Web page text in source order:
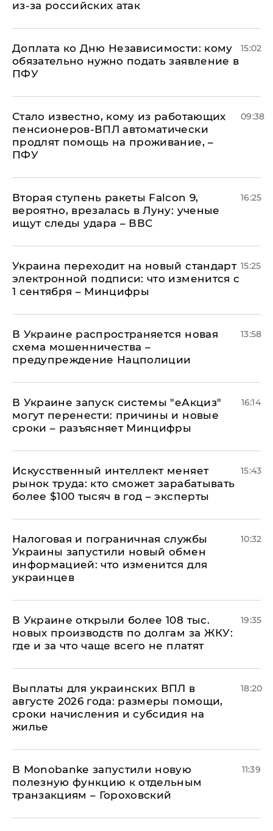
из-за российских атак
Доплата ко Дню Независимости: кому
обязательно нужно подать заявление в
ПФУ
15:02
Стало известно, кому из работающих
пенсионеров-ВПЛ автоматически
продлят помощь на проживание, –
ПФУ
09:38
Вторая ступень ракеты Falcon 9,
вероятно, врезалась в Луну: ученые
ищут следы удара – ВВС
16:25
Украина переходит на новый стандарт
электронной подписи: что изменится с
1 сентября – Минцифры
15:25
В Украине распространяется новая
схема мошенничества –
предупреждение Нацполиции
13:58
В Украине запуск системы "еАкциз"
могут перенести: причины и новые
сроки – разъясняет Минцифры
16:14
Искусственный интеллект меняет
рынок труда: кто сможет зарабатывать
более $100 тысяч в год – эксперты
15:43
Налоговая и пограничная службы
Украины запустили новый обмен
информацией: что изменится для
украинцев
10:32
В Украине открыли более 108 тыс.
новых производств по долгам за ЖКУ:
где и за что чаще всего не платят
19:35
Выплаты для украинских ВПЛ в
августе 2026 года: размеры помощи,
сроки начисления и субсидия на
жилье
18:20
В Мonobankе запустили новую
полезную функцию к отдельным
транзакциям – Гороховский
11:39